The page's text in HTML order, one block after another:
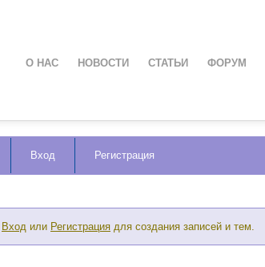
О НАС НОВОСТИ СТАТЬИ ФОРУМ
Вход Регистрация
Вход или Регистрация для создания записей и тем.